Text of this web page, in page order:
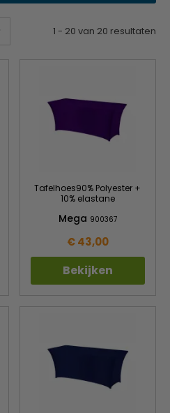
1 - 20 van 20 resultaten
Tafelhoes90% Polyester +
10% elastane
Mega 900367
€ 43,00
Bekijken